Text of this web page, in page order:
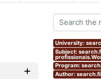
University:
Subject:
Program:
Author: